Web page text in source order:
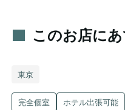
このお店に
東京
完全個室 ホテル出張可能